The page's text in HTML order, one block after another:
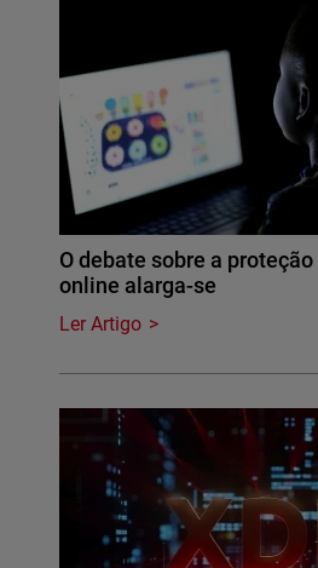
O debate sobre a
online alarga-se
Ler Artigo